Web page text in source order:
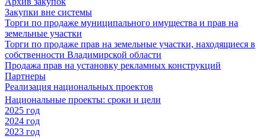
Закупки вне системы
Торги по продаже муниципального имущества и прав на
земельные участки
Торги по продаже прав на земельные участки, находящиеся в
собственности Владимирской области
Продажа прав на установку рекламных конструкций
Партнеры
Реализация национальных проектов
Национальные проекты: сроки и цели
2025 год
2024 год
2023 год